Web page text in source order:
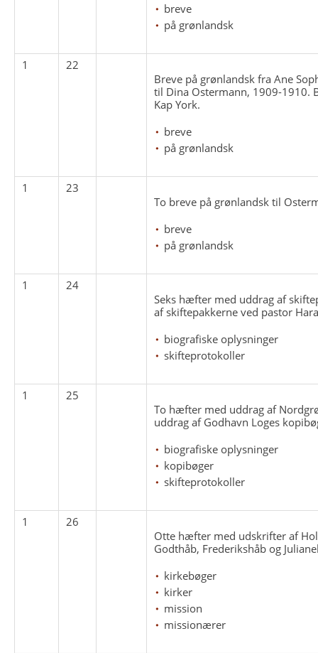
breve
på grønlandsk
1
22
Breve på grønlandsk fra Ane
til Dina Ostermann, 1909-1910.
Kap York.
breve
på grønlandsk
1
23
To breve på grønlandsk til
breve
på grønlandsk
1
24
Seks hæfter med uddrag af
af skiftepakkerne ved pastor
biografiske oplysninger
skifteprotokoller
1
25
To hæfter med uddrag af
uddrag af Godhavn Loges
biografiske oplysninger
kopibøger
skifteprotokoller
1
26
Otte hæfter med udskrifter af
Godthåb, Frederikshåb og
kirkebøger
kirker
mission
missionærer